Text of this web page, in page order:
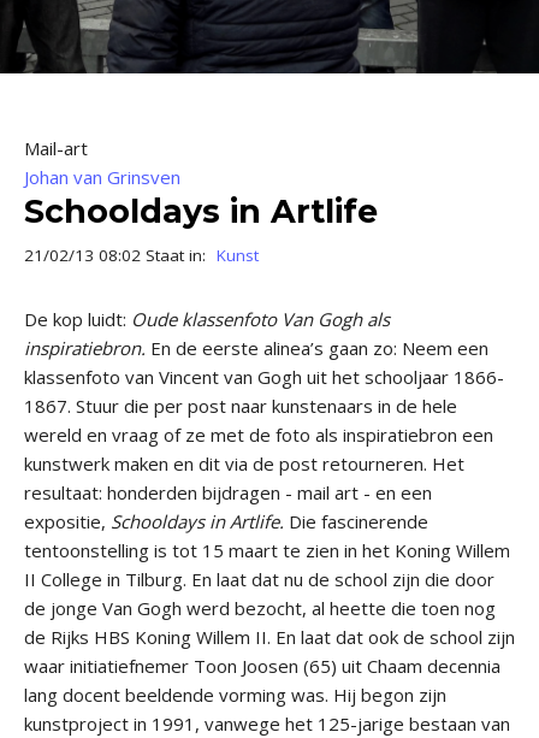
Mail-art
Johan van Grinsven
Schooldays in Artlife
21/02/13 08:02 Staat in: Kunst
De kop luidt: Oude klassenfoto Van Gogh als
inspiratiebron. En de eerste alinea’s gaan zo: Neem een
klassenfoto van Vincent van Gogh uit het schooljaar 1866-
1867. Stuur die per post naar kunstenaars in de hele
wereld en vraag of ze met de foto als inspiratiebron een
kunst­werk maken en dit via de post re­tourneren. Het
resultaat: honder­den bijdragen - mail art - en een
expositie, Schooldays in Artlife. Die fascinerende
tentoonstelling is tot 15 maart te zien in het Ko­ning Willem
II College in Til­burg. En laat dat nu de school zijn die door
de jonge Van Gogh werd bezocht, al heette die toen nog
de Rijks HBS Koning Willem II. En laat dat ook de school zijn
waar initiatiefnemer Toon Joosen (65) uit Chaam decennia
lang docent beeldende vorming was. Hij be­gon zijn
kunstproject in 1991, van­wege het 125-jarige bestaan van